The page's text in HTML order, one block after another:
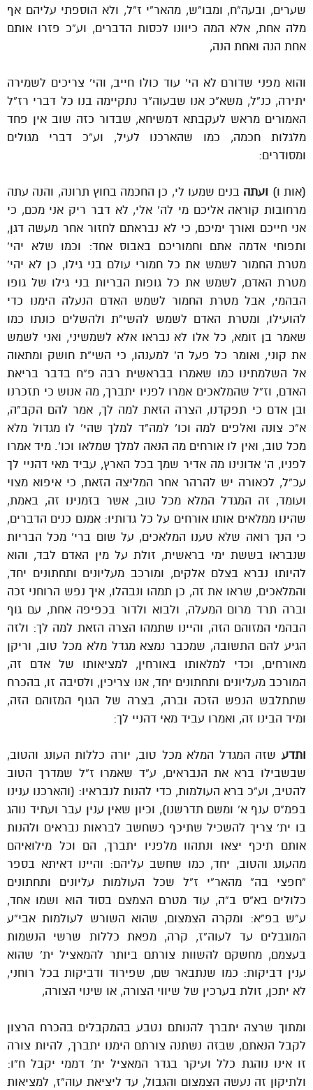
שערים, ובעה”ח, ומבו”ש, מהאר”י ז”ל, ולא הוספתי עליהם אף
מלה אחת, אלא המה כיוונו לכסות הדברים, וע”כ פזרו אותם
אחת הנה ואחת הנה,
והוא מפני שדורם לא הי’ עוד כולו חייב, והי’ צריכים לשמירה
יתירה, כנ”ל, משא”כ אנו שבעוה”ר נתקיימה בנו כל דברי רז”ל
האמורים מראש לעקבתא דמשיחא, שבדור כזה שוב אין פחד
מלגלות חכמה, כמו שהארכנו לעיל, וע”כ דברי מגולים
ומסודרים:
(אות ו) ועתה בנים שמעו לי, כן החכמה בחוץ תרונה, והנה עתה
מרחובות קוראה אליכם מי לה’ אלי, לא דבר ריק אני מכם, כי
אני חייכם ואורך ימיכם, כי לא נבראתם לחזור אחר מעשה דגן,
ותפוחי אדמה אתם וחמוריכם באבוס אחד: וכמו שלא יהי’
מטרת החמור לשמש את כל חמורי עולם בני גילו, כן לא יהי’
מטרת האדם, לשמש את כל גופות הבריות בני גילו של גופו
הבהמי, אבל מטרת החמור לשמש האדם הנעלה הימנו כדי
להועילו, ומטרת האדם לשמש להשי”ת ולהשלים כונתו כמו
שאמר בן זומא, כל אלו לא נבראו אלא לשמשיני, ואני לשמש
את קוני, ואומר כל פעל ה’ למענהו, כי השי”ת חושק ומתאוה
אל השלמתינו כמו שאמרו בבראשית רבה פ”ח בדבר בריאת
האדם, וז”ל שהמלאכים אמרו לפניו יתברך, מה אנוש כי תזכרנו
ובן אדם כי תפקדנו, הצרה הזאת למה לך, אמר להם הקב”ה,
א”כ צונה ואלפים למה וכו’ למה”ד למלך שהי’ לו מגדול מלא
מכל טוב, ואין לו אורחים מה הנאה למלך שמלאו וכו’. מיד אמרו
לפניו, ה’ אדונינו מה אדיר שמך בכל הארץ, עביד מאי דהניי לך
עכ”ל, לכאורה יש להרהר אחר המליצה הזאת, כי איפוא מצוי
ועומד, זה המגדל המלא מכל טוב, אשר בזמנינו זה, באמת,
שהינו ממלאים אותו אורחים על כל גדותיו: אמנם כנים הדברים,
כי הנך רואה שלא טענו המלאכים, על שום ברי’ מכל הבריות
שנבראו בששת ימי בראשית, זולת על מין האדם לבד, והוא
להיותו נברא בצלם אלקים, ומורכב מעליונים ותחתונים יחד,
והמלאכים, שראו את זה, כן תמהו ונבהלו, איך נפש הרוחני זכה
וברה תרד מרום המעלה, ולבוא ולדור בכפיפה אחת, עם גוף
הבהמי המזוהם הזה, והיינו שתמהו הצרה הזאת למה לך: ולזה
הגיע להם התשובה, שמכבר נמצא מגדל מלא מכל טוב, וריקן
מאורחים, וכדי למלאותו באורחין, למציאותו של אדם זה,
המורכב מעליונים ותחתונים יחד, אנו צריכין, ולסיבה זו, בהכרח
שתתלבש הנפש הזכה וברה, בצרה של הגוף המזוהם הזה,
ומיד הבינו זה, ואמרו עביד מאי דהניי לך:
ותדע שזה המגדל המלא מכל טוב, יורה כללות העונג והטוב,
שבשבילו ברא את הנבראים, ע”ד שאמרו ז”ל שמדרך הטוב
להטיב, וע”כ ברא העולמות, כדי להנות לנבראיו: (והארכנו ענינו
בפמ”ס ענף א’ ומשם תדרשנו), וכיון שאין ענין עבר ועתיד נוהג
בו ית’ צריך להשכיל שתיכף כשחשב לבראות נבראים ולהנות
אותם תיכף יצאו ונתהוו מלפניו יתברך, הם וכל מילואיהם
מהעונג והטוב, יחד, כמו שחשב עליהם: והיינו דאיתא בספר
“חפצי בה” מהאר”י ז”ל שכל העולמות עליונים ותחתונים
כלולים בא”ס ב”ה, עוד מטרם הצמצם בסוד הוא ושמו אחד,
ע”ש בפ”א: ומקרה הצמצום, שהוא השורש לעולמות אבי”ע
המוגבלים עד לעוה”ז, קרה, מפאת כללות שרשי הנשמות
בעצמם, מחשקם להשוות צורתם ביותר להמאציל ית’ שהוא
ענין דביקות: כמו שנתבאר שם, שפירוד ודביקות בכל רוחני,
לא יתכן, זולת בערכין של שיווי הצורה, או שינוי הצורה,
ומתוך שרצה יתברך להנותם נטבע בהמקבלים בהכרח הרצון
לקבל הנאתם, שבזה נשתנה צורתם הימנו יתברך, להיות צורה
זו אינו נוהגת כלל ועיקר בגדר המאציל ית’ דממי יקבל ח”ו:
ולתיקון זה נעשה הצמצום והגבול, עד ליציאת עוה”ז, למציאות